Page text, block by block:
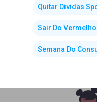
Quitar Dividas
Sair Do Vermelho
Semana Do